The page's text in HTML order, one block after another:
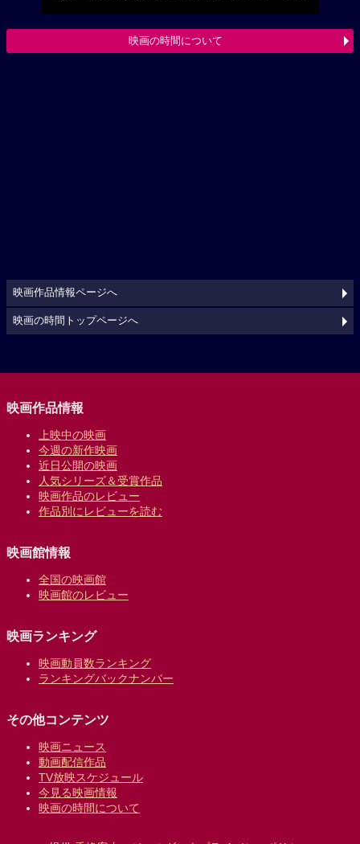
映画の時間について
映画作品情報ページへ
映画の時間トップページへ
映画作品情報
上映中の映画
今週の新作映画
近日公開の映画
人気シリーズ＆受賞作品
映画作品のレビュー
作品別にレビューを読む
映画館情報
全国の映画館
映画館のレビュー
映画ランキング
映画動員数ランキング
ランキングバックナンバー
その他コンテンツ
映画ニュース
動画配信作品
TV放映スケジュール
今見る映画情報
映画の時間について